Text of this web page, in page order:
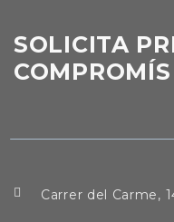
SOLICITA
COMPROMÍS
Carrer del Carme,